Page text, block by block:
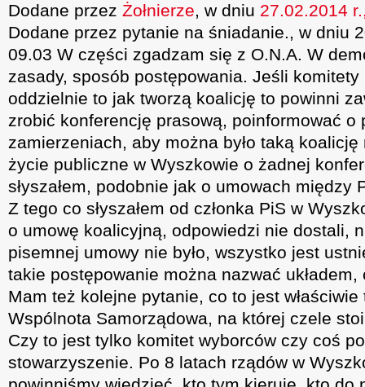
Dodane przez Żołnierze, w dniu 27.02.2014
Dodane przez pytanie na śniadanie., w dniu
09.03 W części zgadzam się z O.N.A. W
zasady, sposób postępowania. Jeśli komitety
oddzielnie to jak tworzą koalicję to powinni
zrobić konferencję prasową, poinformować o
zamierzeniach, aby można było taką
życie publiczne w Wyszkowie o żadnej
słyszałem, podobnie jak o umowach między
Z tego co słyszałem od członka PiS w
o umowę koalicyjną, odpowiedzi nie dostali,
pisemnej umowy nie było, wszystko jest
takie postępowanie można nazwać
Mam też kolejne pytanie, co to jest
Wspólnota Samorządowa, na której czele
Czy to jest tylko komitet wyborców czy coś
stowarzyszenie. Po 8 latach rządów w